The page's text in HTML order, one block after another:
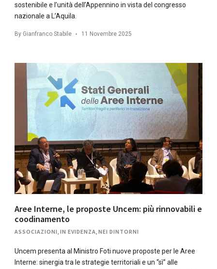
sostenibile e l’unità dell’Appennino in vista del congresso
nazionale a L’Aquila.
By Gianfranco Stabile 11 Novembre 2025
Aree Interne, le proposte Uncem: più rinnovabili e
coodinamento
ASSOCIAZIONI, IN EVIDENZA, NEI DINTORNI
Uncem presenta al Ministro Foti nuove proposte per le Aree
Interne: sinergia tra le strategie territoriali e un “sì” alle